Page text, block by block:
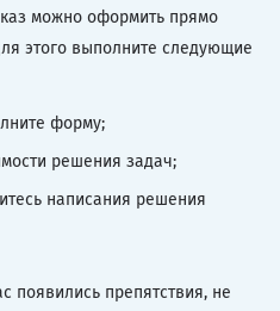
можно оформить прямо
этого выполните следующие
форму;
решения задач;
написания решения
появились препятствия, не